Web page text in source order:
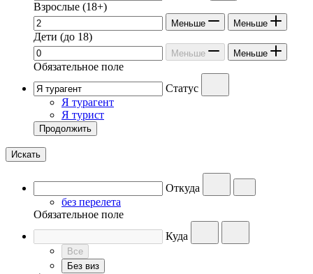
Взрослые (18+)
Меньше Меньше
Дети (до 18)
Меньше Меньше
Обязательное поле
Статус
Я турагент
Я турист
Продолжить
Искать
Откуда
без перелета
Обязательное поле
Куда
Все
Без виз